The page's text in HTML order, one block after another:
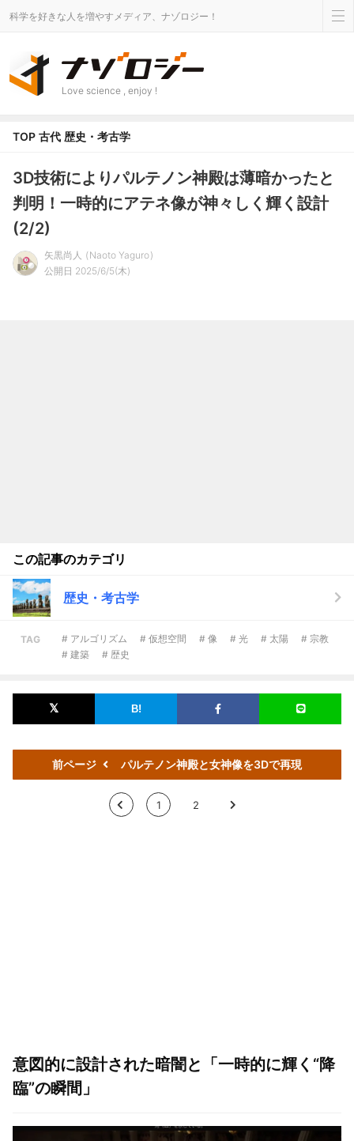
科学を好きな人を増やすメディア、ナゾロジー！
Love science , enjoy !
TOP 古代 歴史・考古学
3D技術によりパルテノン神殿は薄暗かったと
判明！一時的にアテネ像が神々しく輝く設計
(2/2)
矢黒尚人
Naoto Yaguro
公開日 2025/6/5(木)
この記事のカテゴリ
歴史・考古学
TAG # アルゴリズム # 仮想空間 # 像 # 光 # 太陽
# 宗教
# 建築
# 歴史
前ページ パルテノン神殿と女神像を3Dで再現
< 1 2 >
意図的に設計された暗闇と「一時的に輝く“降
臨”の瞬間」